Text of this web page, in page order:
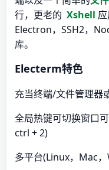
行，更老的 Xshell
Electron，SSH2，
库。
Electerm特色
充当终端/文件管理器
全局热键可切换窗口
ctrl + 2)
多平台(Linux，Mac